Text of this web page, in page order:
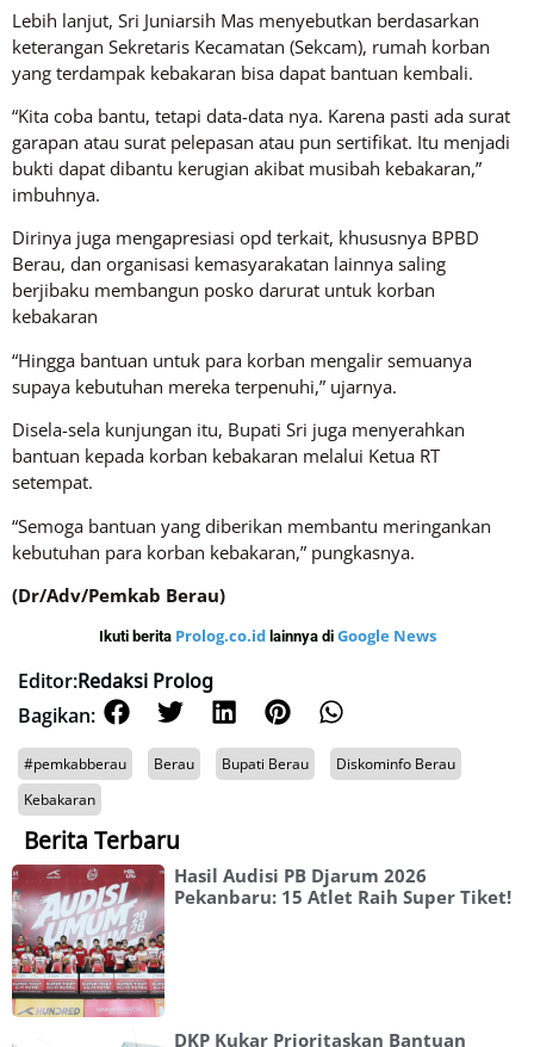
Lebih lanjut, Sri Juniarsih Mas menyebutkan berdasarkan
keterangan Sekretaris Kecamatan (Sekcam), rumah korban
yang terdampak kebakaran bisa dapat bantuan kembali.
“Kita coba bantu, tetapi data-data nya. Karena pasti ada surat
garapan atau surat pelepasan atau pun sertifikat. Itu menjadi
bukti dapat dibantu kerugian akibat musibah kebakaran,”
imbuhnya.
Dirinya juga mengapresiasi opd terkait, khususnya BPBD
Berau, dan organisasi kemasyarakatan lainnya saling
berjibaku membangun posko darurat untuk korban
kebakaran
“Hingga bantuan untuk para korban mengalir semuanya
supaya kebutuhan mereka terpenuhi,” ujarnya.
Disela-sela kunjungan itu, Bupati Sri juga menyerahkan
bantuan kepada korban kebakaran melalui Ketua RT
setempat.
“Semoga bantuan yang diberikan membantu meringankan
kebutuhan para korban kebakaran,” pungkasnya.
(Dr/Adv/Pemkab Berau)
Ikuti berita Prolog.co.id lainnya di Google News
Editor:Redaksi Prolog
Bagikan:
#pemkabberau Berau Bupati Berau
Diskominfo Berau
Kebakaran
Berita Terbaru
Hasil Audisi PB Djarum 2026
Pekanbaru: 15 Atlet Raih Super Tiket!
DKP Kukar Prioritaskan Bantuan